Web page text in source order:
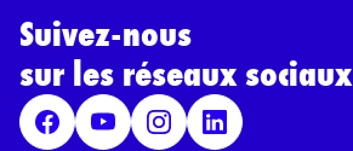
R
P
D
*
Suivez-nous
sur les réseaux sociaux